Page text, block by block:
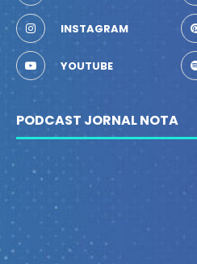
INSTAGRAM
YOUTUBE
PODCAST JORNAL NOTA